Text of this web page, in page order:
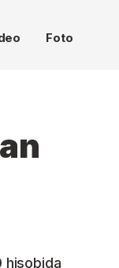
Foto
hisobida